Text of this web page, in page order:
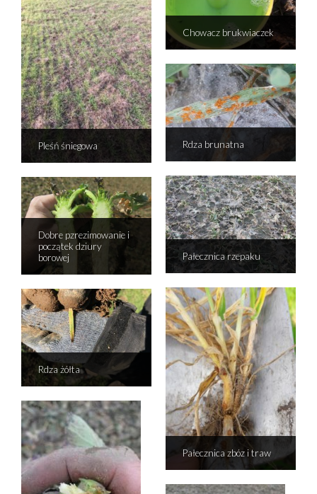
Chowacz brukwiaczek
Pleśń śniegowa Rdza brunatna
Pałecznica rzepaku
Dobre pzrezimowanie i
początek dziury
borowej
Pałecznica zbóz i traw
Rdza żółta